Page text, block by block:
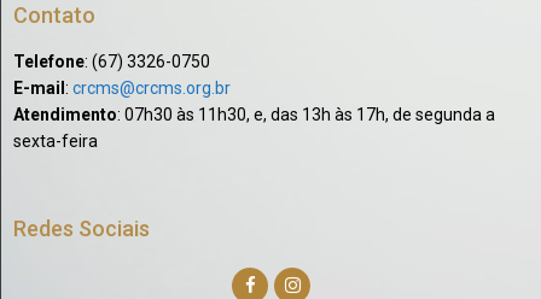
Contato
Telefone: (67) 3326-0750​
E-mail: crcms@crcms.org.br
Atendimento: 07h30 às 11h30, e, das 13h às 17h, de segunda a
sexta-feira
Redes Sociais